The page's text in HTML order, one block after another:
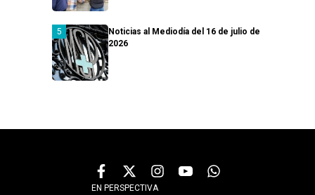
Noticias al Mediodía del 16 de julio de
2026
EN PERSPECTIVA